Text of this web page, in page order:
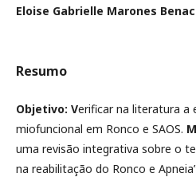
Eloise Gabrielle Marones
Resumo
Objetivo: Verificar na literatura a
miofuncional em Ronco e SAOS.
uma revisão integrativa sobre o
na reabilitação do Ronco e